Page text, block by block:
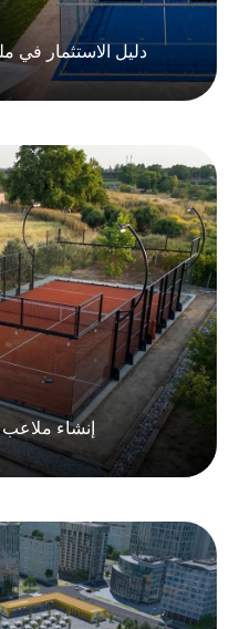
دليل الاستثمار في
إنشاء ملاعب